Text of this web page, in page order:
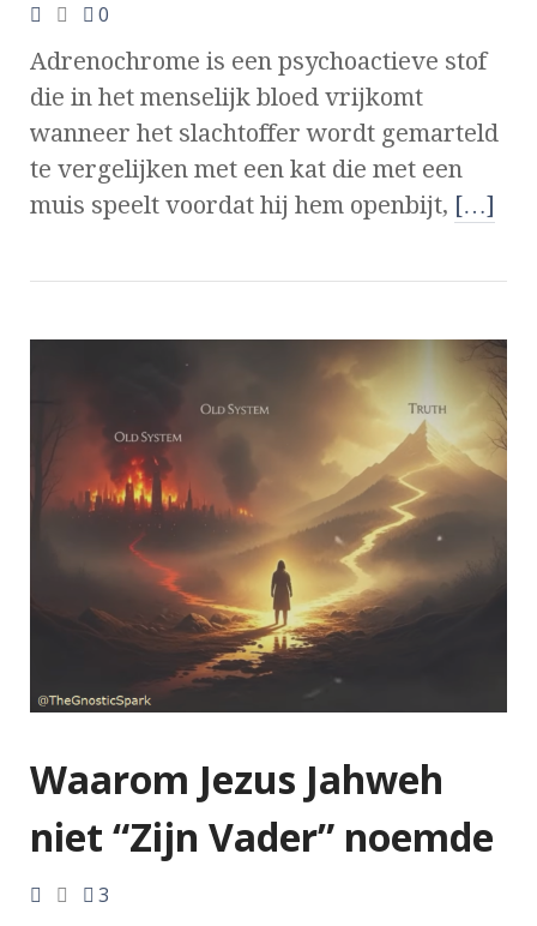
0
Adrenochrome is een psychoactieve stof
die in het menselijk bloed vrijkomt
wanneer het slachtoffer wordt gemarteld
te vergelijken met een kat die met een
muis speelt voordat hij hem openbijt, […]
Waarom Jezus Jahweh
niet “Zijn Vader” noemde
3